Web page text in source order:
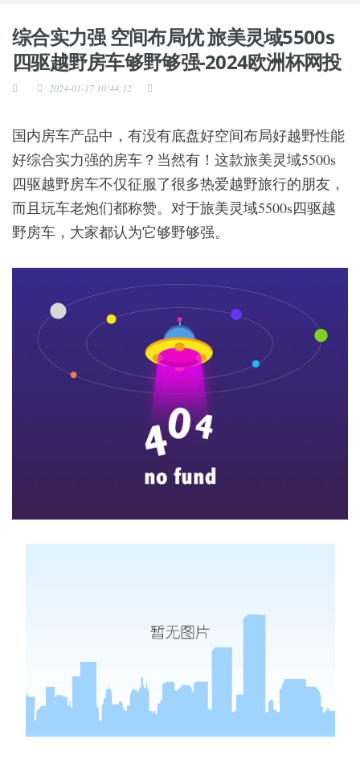
综合实力强 空间布局优 旅美灵域5500s
四驱越野房车够野够强-2024欧洲杯网投
2024-01-17 10:44:12
国内房车产品中，有没有底盘好空间布局好越野性能
好综合实力强的房车？当然有！这款旅美灵域5500s
四驱越野房车不仅征服了很多热爱越野旅行的朋友，
而且玩车老炮们都称赞。对于旅美灵域5500s四驱越
野房车，大家都认为它够野够强。